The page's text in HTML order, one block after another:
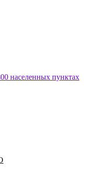
населенных пунктах